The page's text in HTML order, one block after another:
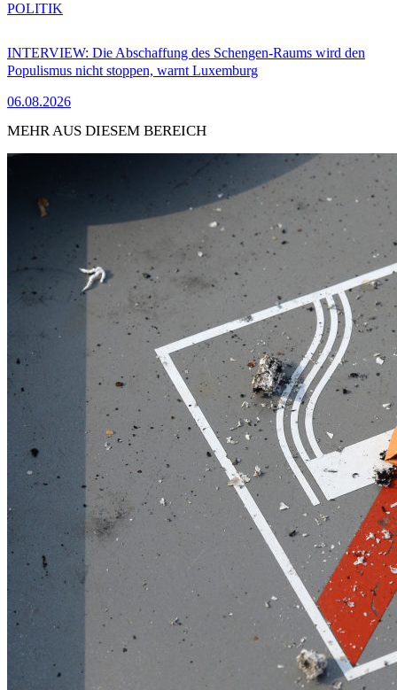
INTERVIEW: Die Abschaffung des Schengen-Raums wird den
Populismus nicht stoppen, warnt Luxemburg
06.08.2026
POLITIK
MEHR AUS DIESEM BEREICH